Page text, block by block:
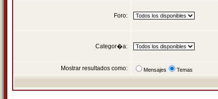
Foro:
Categor�a:
Mostrar resultados como: Mensajes Temas